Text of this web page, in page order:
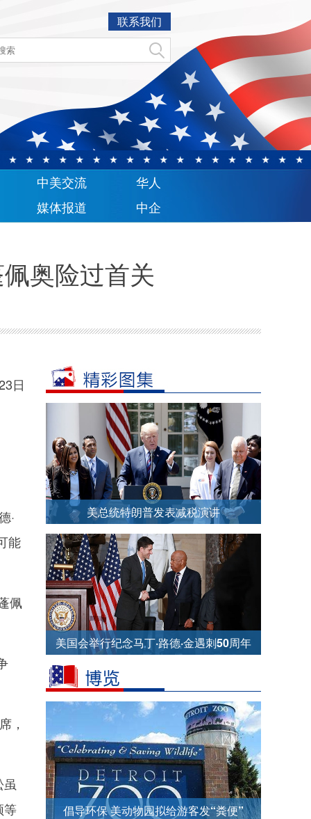
联系我们
中美交流
华人
媒体报道 中企
奥险过首关
日
·
能
佩
，
等
美总统特朗普发表减税演讲
美国会举行纪念马丁·路德·金遇刺50周年
倡导环保 美动物园拟给游客发“粪便”